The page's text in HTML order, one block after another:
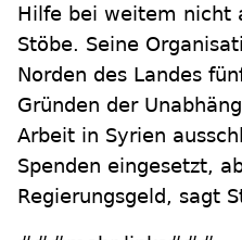
Hilfe bei weitem nicht
Stöbe. Seine
Norden des Landes
Gründen der
Arbeit in Syrien
Spenden eingesetzt,
Regierungsgeld, sagt